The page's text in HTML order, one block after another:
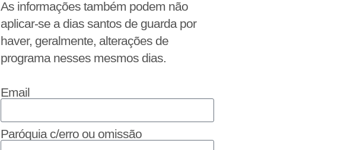
As informações também podem não
aplicar-se a dias santos de guarda por
haver, geralmente, alterações de
programa nesses mesmos dias.
Email
Paróquia c/erro ou omissão